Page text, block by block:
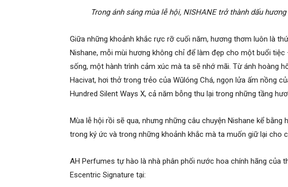
Trong ánh sáng mùa lễ hội, NISHANE trở thành dấu
Giữa những khoảnh khắc rực rỡ cuối năm, hương thơm luôn là
Nishane, mỗi mùi hương không chỉ để làm đẹp cho một buổi
sống, một hành trình cảm xúc mà ta sẽ nhớ mãi. Từ ánh hoàng
Hacivat, hơi thở trong trẻo của Wūlóng Chá, ngọn lửa ấm nồng
Hundred Silent Ways X, cả năm bỗng thu lại trong những tầng
Mùa lễ hội rồi sẽ qua, nhưng những câu chuyện Nishane kể
trong ký ức và trong những khoảnh khắc mà ta muốn giữ lại cho
AH Perfumes tự hào là nhà phân phối nước hoa chính hãng của
Escentric Signature tại: